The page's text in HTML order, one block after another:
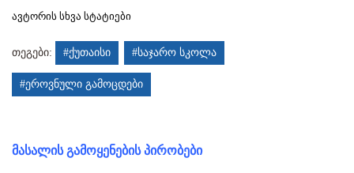
ავტორის სხვა სტატიები
თეგები: #ქუთაისი #საჯარო სკოლა
#ეროვნული გამოცდები
მასალის გამოყენების პირობები